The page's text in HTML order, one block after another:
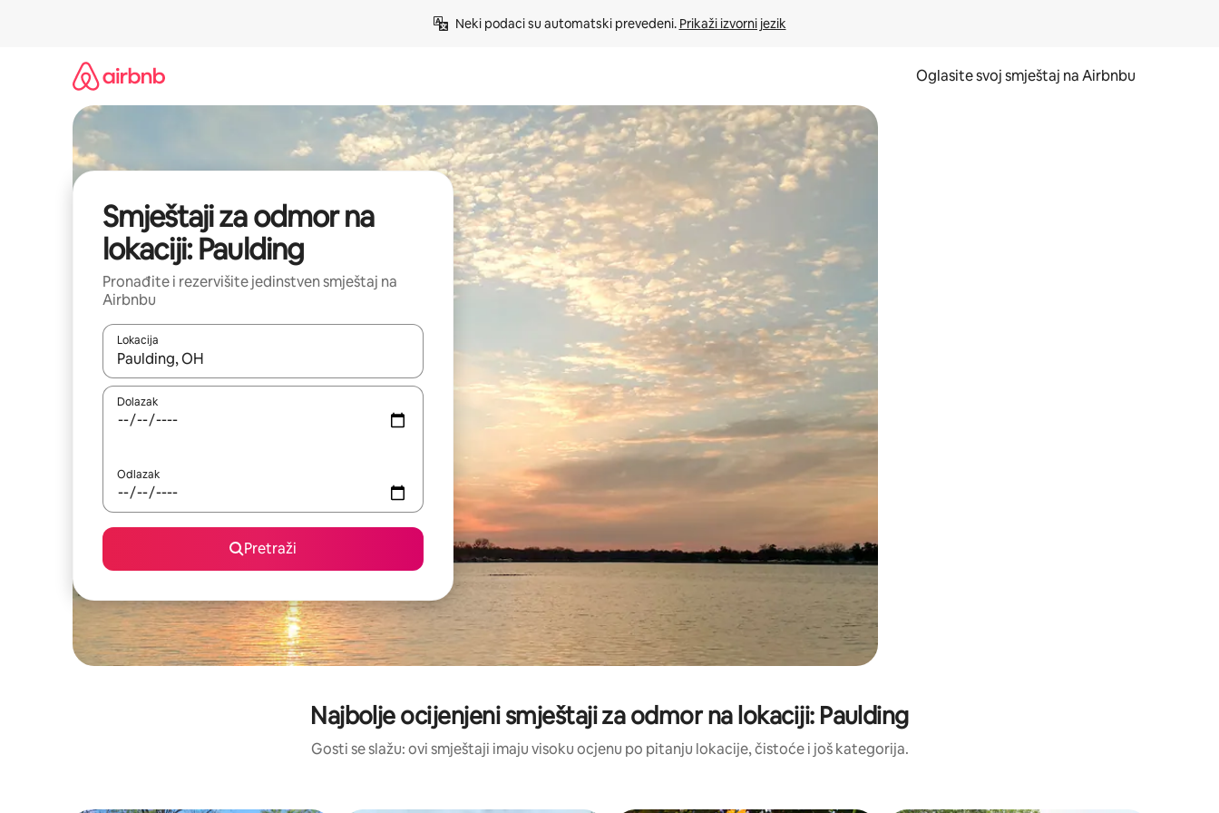
Neki podaci su automatski prevedeni. Prikaži izvorni jezik
Oglasite svoj smještaj na Airbnbu
Smještaji za odmor na
lokaciji: Paulding
Pronađite i rezervišite jedinstven smještaj na
Airbnbu
Lokacija
Kad rezultati budu dostupni, krećite se gore i dolje pomoću strelica ili ih pregledajte dodirom ili povlačenjem prsta.
Dolazak
Odlazak
Pretraži
Najbolje ocijenjeni smještaji za odmor na lokaciji: Paulding
Gosti se slažu: ovi smještaji imaju visoku ocjenu po pitanju lokacije, čistoće i još kategorija.